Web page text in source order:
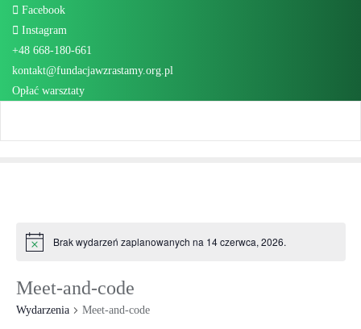
Skip
content
Facebook
Instagram
+48 668-180-661
kontakt@fundacjawzrastamy.org.pl
Opłać warsztaty
Brak wydarzeń zaplanowanych na 14 czerwca, 2026.
Meet-and-code
Wydarzenia Meet-and-code